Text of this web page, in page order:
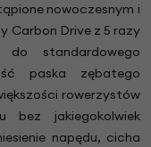
nowoczesnym i
Carbon Drive z 5 razy
standardowego
paska zębatego
rowerzystów
bez jakiegokolwiek
napędu, cicha